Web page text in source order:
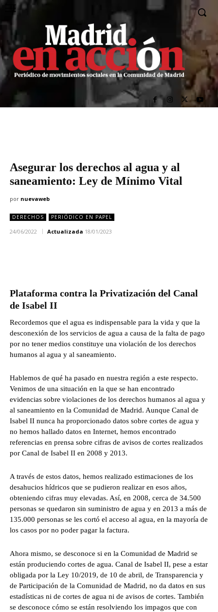
Asegurar los derechos al agua y al
saneamiento: Ley de Mínimo Vital
por nuevaweb
DERECHOS PERIÓDICO EN PAPEL
24/06/2022 Actualizada 18/01/2023
Plataforma contra la Privatización del Canal
de Isabel II
Recordemos que el agua es indispensable para la vida y que la
desconexión de los servicios de agua a causa de la falta de pago
por no tener medios constituye una violación de los derechos
humanos al agua y al saneamiento.
Hablemos de qué ha pasado en nuestra región a este respecto.
Venimos de una situación en la que se han encontrado
evidencias sobre violaciones de los derechos humanos al agua y
al saneamiento en la Comunidad de Madrid. Aunque Canal de
Isabel II nunca ha proporcionado datos sobre cortes de agua y
no hemos hallado datos en Internet, hemos encontrado
referencias en prensa sobre cifras de avisos de cortes realizados
por Canal de Isabel II en 2008 y 2013.
A través de estos datos, hemos realizado estimaciones de los
desahucios hídricos que se pudieron realizar en esos años,
obteniendo cifras muy elevadas. Así, en 2008, cerca de 34.500
personas se quedaron sin suministro de agua y en 2013 a más de
135.000 personas se les cortó el acceso al agua, en la mayoría de
los casos por no poder pagar la factura.
Ahora mismo, se desconoce si en la Comunidad de Madrid se
están produciendo cortes de agua. Canal de Isabel II, pese a estar
obligada por la Ley 10/2019, de 10 de abril, de Transparencia y
de Participación de la Comunidad de Madrid, no da datos en sus
estadísticas ni de cortes de agua ni de avisos de cortes. También
se desconoce cómo se están resolviendo los impagos que con